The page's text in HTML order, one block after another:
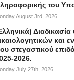
του
August 3rd, 2026
και
στεγαστικού
2026.
July 27th, 2026